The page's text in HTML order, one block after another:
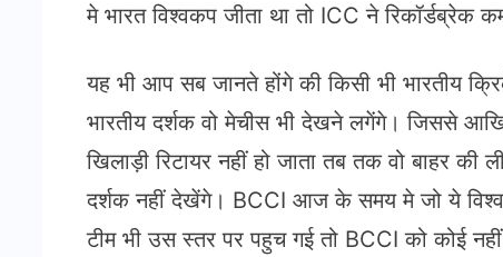
मे भारत विश्वकप जीता था तो ICC ने रिकॉर्डब्रेक
यह भी आप सब जानते होंगे की किसी भी भारतीय
भारतीय दर्शक वो मेचीस भी देखने लगेंगे। जिससे
खिलाड़ी रिटायर नहीं हो जाता तब तक वो बाहर
दर्शक नहीं देखेंगे। BCCI आज के समय मे जो ये विश्व
टीम भी उस स्तर पर पहुच गई तो BCCI को कोई